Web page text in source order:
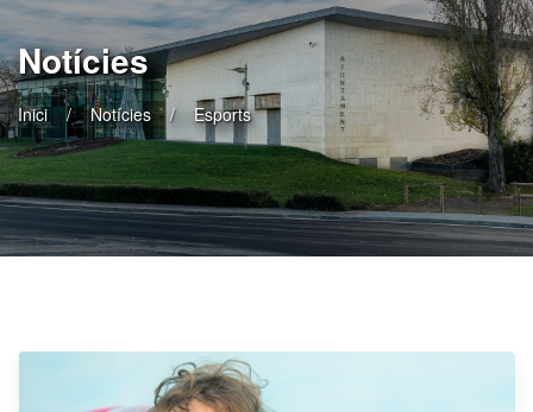
Notícies
Inici Notícies Esports